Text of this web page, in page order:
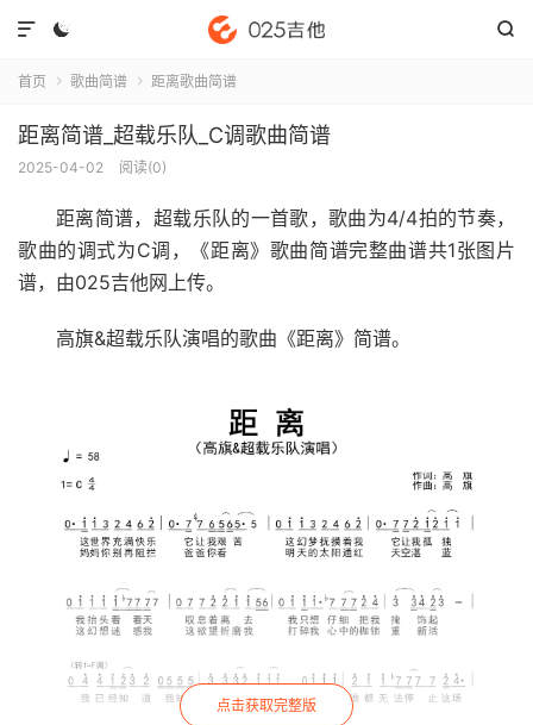
 

首页  歌曲简谱  距离歌曲简谱
距离简谱_超载乐队_C调歌曲简谱
2025-04-02 阅读(0)
距离简谱，超载乐队的一首歌，歌曲为4/4拍的节奏，
歌曲的调式为C调，《距离》歌曲简谱完整曲谱共1张图片
谱，由025吉他网上传。
高旗&超载乐队演唱的歌曲《距离》简谱。
点击获取完整版